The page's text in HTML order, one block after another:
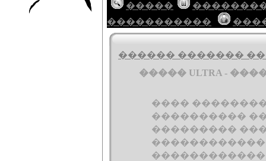
�����
�����������
������ �������
����� ULTRA -
����
����������
���������